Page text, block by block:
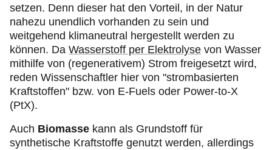
setzen. Denn dieser hat den Vorteil, in der Natur
nahezu unendlich vorhanden zu sein und
weitgehend klimaneutral hergestellt werden zu
können. Da Wasserstoff per Elektrolyse von Wasser
mithilfe von (regenerativem) Strom freigesetzt wird,
reden Wissenschaftler hier von "strombasierten
Kraftstoffen" bzw. von E-Fuels oder Power-to-X
(PtX).
Auch Biomasse kann als Grundstoff für
synthetische Kraftstoffe genutzt werden, allerdings